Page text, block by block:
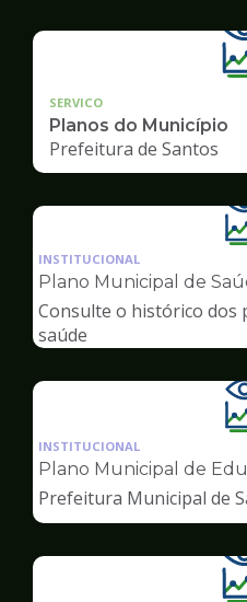
SERVICO
Planos do Município
Prefeitura de Santos
INSTITUCIONAL
Plano Municipal de
Consulte o histórico dos
saúde
INSTITUCIONAL
Plano Municipal de
Prefeitura Municipal de